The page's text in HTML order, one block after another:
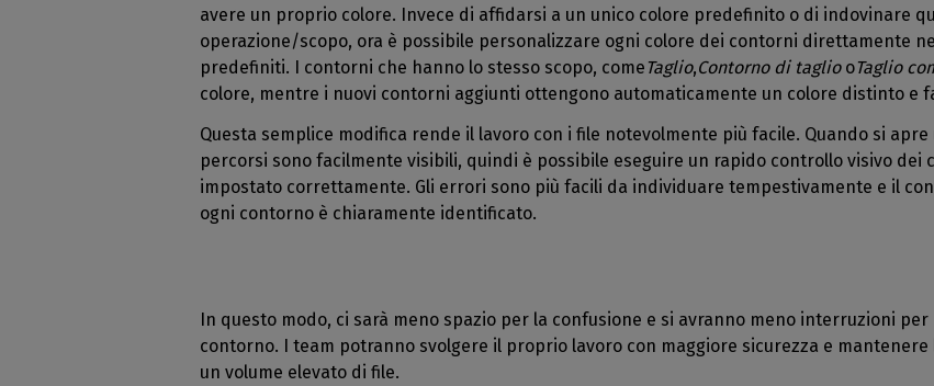
avere un proprio colore. Invece di affidarsi a un unico colore predefinito o di indovinare
operazione/scopo, ora è possibile personalizzare ogni colore dei contorni direttamente
predefiniti. I contorni che hanno lo stesso scopo, come Taglio,Contorno di tagliooTaglio
colore, mentre i nuovi contorni aggiunti ottengono automaticamente un colore distinto e
Questa semplice modifica rende il lavoro con i file notevolmente più facile. Quando si
percorsi sono facilmente visibili, quindi è possibile eseguire un rapido controllo visivo dei
impostato correttamente. Gli errori sono più facili da individuare tempestivamente e il
ogni contorno è chiaramente identificato.
In questo modo, ci sarà meno spazio per la confusione e si avranno meno interruzioni
contorno. I team potranno svolgere il proprio lavoro con maggiore sicurezza e
un volume elevato di file.